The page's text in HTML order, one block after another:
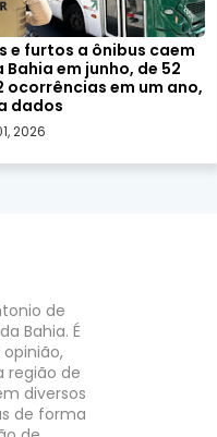
e furtos a ônibus caem
Bahia em junho, de 52
ocorrências em um ano,
dados
2026
de
Bahia. É
região de
diversos
de forma